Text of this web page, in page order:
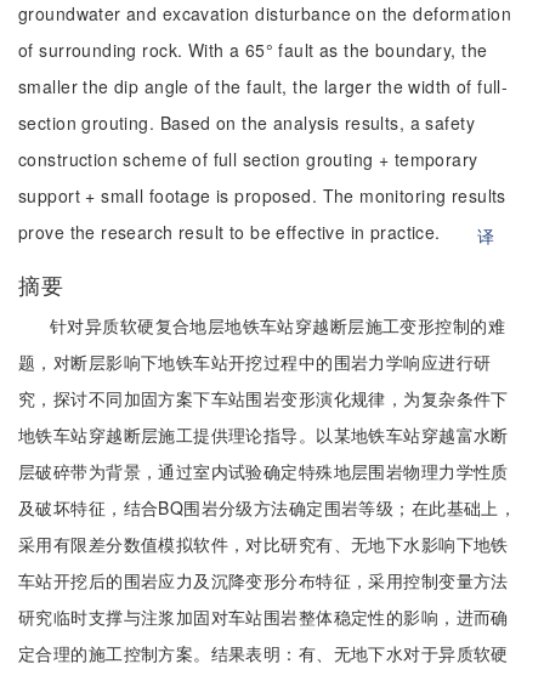
groundwater and excavation disturbance on the deformation
of surrounding rock. With a 65° fault as the boundary, the
smaller the dip angle of the fault, the larger the width of full-
section grouting. Based on the analysis results, a safety
construction scheme of full section grouting + temporary
support + small footage is proposed. The monitoring results
prove the research result to be effective in practice.
译
摘要
针对异质软硬复合地层地铁车站穿越断层施工变形控制的难
题，对断层影响下地铁车站开挖过程中的围岩力学响应进行研
究，探讨不同加固方案下车站围岩变形演化规律，为复杂条件下
地铁车站穿越断层施工提供理论指导。以某地铁车站穿越富水断
层破碎带为背景，通过室内试验确定特殊地层围岩物理力学性质
及破坏特征，结合BQ围岩分级方法确定围岩等级；在此基础上，
采用有限差分数值模拟软件，对比研究有、无地下水影响下地铁
车站开挖后的围岩应力及沉降变形分布特征，采用控制变量方法
研究临时支撑与注浆加固对车站围岩整体稳定性的影响，进而确
定合理的施工控制方案。结果表明：有、无地下水对于异质软硬